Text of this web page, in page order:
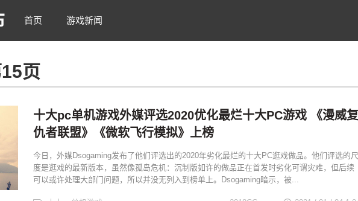
首页 游戏新闻
页
十大pc单机游戏外媒评选2020优化最烂十大PC游戏 《漫威复
仇者联盟》《微软飞行模拟》上榜
今日，外媒Dsogaming发布了他们评选出的2020年劣化最烂的十大PC逛戏做品。他们评选的尺
度是逛戏的最新版本，虽然像孤岛危机：沉制版如许的做品正在首发时劣化可谓灾难，但后续
可以或许处理大部门问题，所以并没无列入到榜单上。Dsogaming暗示，被...